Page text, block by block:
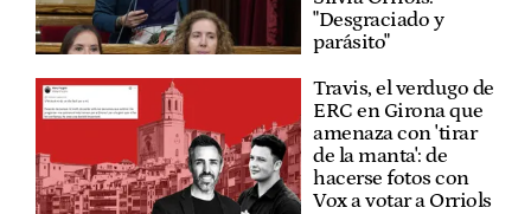
"Desgraciado y
parásito"
Travis, el verdugo de
ERC en Girona que
amenaza con 'tirar
de la manta': de
hacerse fotos con
Vox a votar a Orriols